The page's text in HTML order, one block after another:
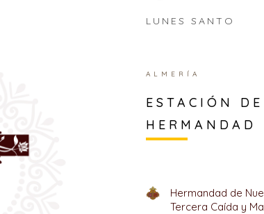
LUNES SANTO
ALMERÍA
ESTACIÓN
HERMANDAD
Hermandad de
Tercera Caída y